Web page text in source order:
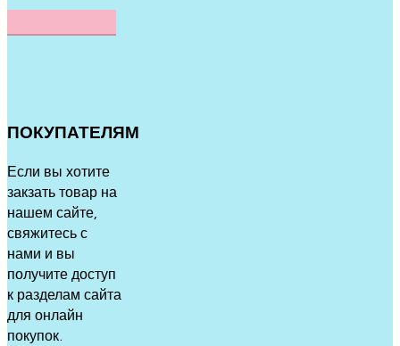
ПОКУПАТЕЛЯМ
Если вы хотите
закзать товар на
нашем сайте,
свяжитесь с
нами и вы
получите доступ
к разделам сайта
для онлайн
покупок.